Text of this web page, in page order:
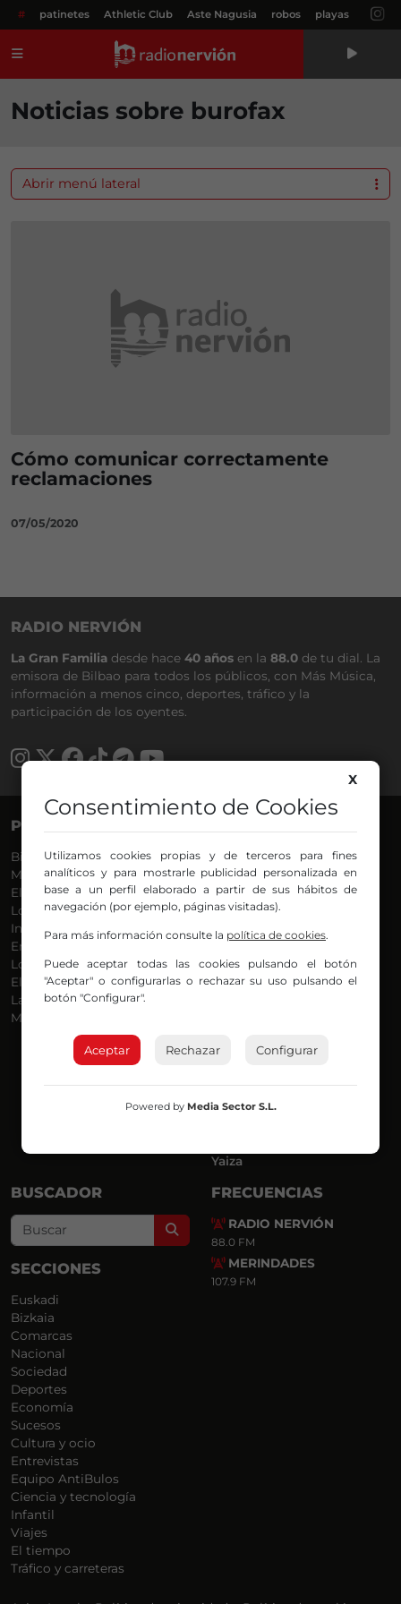
# patinetes Athletic Club Aste Nagusia robos playas
Noticias sobre burofax
Cómo comunicar correctamente
reclamaciones
07/05/2020
Abrir menú lateral
RADIO NERVIÓN
La Gran Familia desde hace 40 años en la 88.0 de tu dial. La
emisora de Bilbao para todos los públicos, con Más Música,
información a menos cinco, deportes, tráfico y la
participación de los oyentes.
PROGRAMAS
Bilbosport
Más Música
El Madrugador
Lo Más Nuevo
Informativos
En Ruta
Locos por la Música
El Supermadrugador
La Mañana de Radio Nervión
Más Madrugada
Agurtzane
Belén Ollero
Dani
Eduardo
Eva Argote
Endika
Iker
Iñigo
Joseba
Mar y Cielo
Miguel Ángel
Yaiza
BUSCADOR
Search
SECCIONES
Euskadi
Bizkaia
Comarcas
Nacional
Sociedad
Deportes
Economía
Sucesos
Cultura y ocio
Entrevistas
Equipo AntiBulos
Ciencia y tecnología
Infantil
Viajes
El tiempo
Tráfico y carreteras
FRECUENCIAS
RADIO NERVIÓN
88.0 FM
MERINDADES
107.9 FM
X
Consentimiento de Cookies
Utilizamos cookies propias y de terceros para fines
analíticos y para mostrarle publicidad personalizada en
base a un perfil elaborado a partir de sus hábitos de
navegación (por ejemplo, páginas visitadas).
Para más información consulte la política de cookies.
Puede aceptar todas las cookies pulsando el botón
"Aceptar" o configurarlas o rechazar su uso pulsando el
botón "Configurar".
Aceptar Rechazar Configurar
Powered by Media Sector S.L.